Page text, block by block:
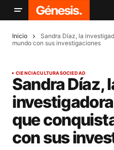
Inicio
Sandra Díaz, la
mundo con sus investigaciones
CIENCIACULTURASOCIEDAD
Sandra Díaz,
que
con sus